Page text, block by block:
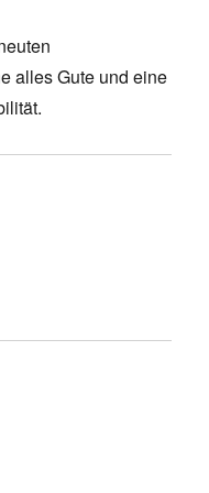
alles Gute und eine